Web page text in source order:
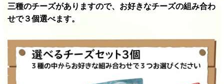
三種のチーズがありますので、お好きなチーズの組み合わ
せで３個選べます。